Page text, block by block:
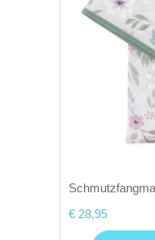
€ 28,95